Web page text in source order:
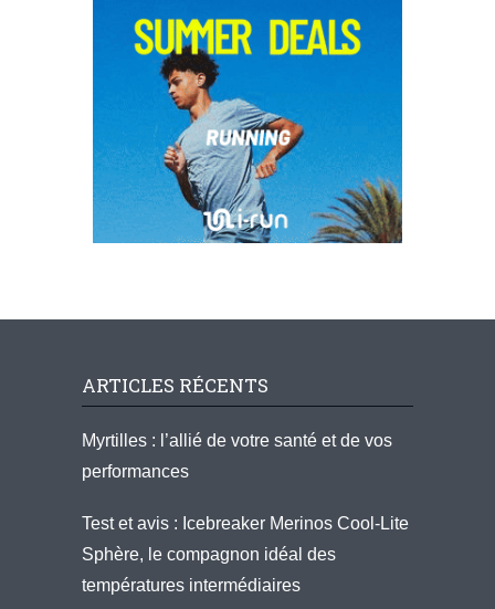
ARTICLES RÉCENTS
Myrtilles : l’allié de votre santé et de vos
performances
Test et avis : Icebreaker Merinos Cool-Lite
Sphère, le compagnon idéal des
températures intermédiaires